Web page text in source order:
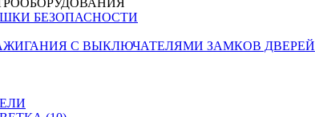
БЕЗОПАСНОСТИ
С ВЫКЛЮЧАТЕЛЯМИ ЗАМКОВ ДВЕРЕЙ